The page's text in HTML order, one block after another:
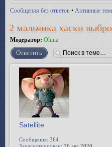
Сообщения без ответов • Активные
2 мальчика хаски
Модератор: Oluna
Ответить
Satellite
Сообщения: 364